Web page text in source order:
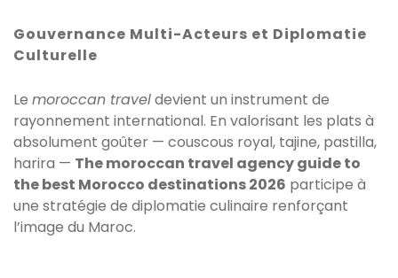
Gouvernance Multi-Acteurs et Diplomatie
Culturelle
Le moroccan traveldevient un instrument de
rayonnement international. En valorisant les plats à
absolument goûter — couscous royal, tajine, pastilla,
harira — The moroccan travel agency guide to
the best Morocco destinations 2026 participe à
une stratégie de diplomatie culinaire renforçant
l’image du Maroc.